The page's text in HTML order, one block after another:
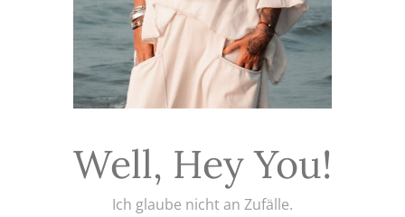
Well, Hey You!
Ich glaube nicht an Zufälle.